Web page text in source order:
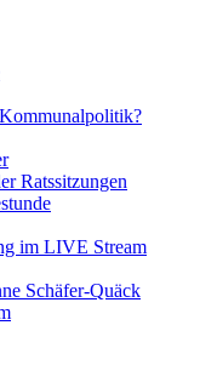
Ratssitzungen
im LIVE Stream
Schäfer-Quäck